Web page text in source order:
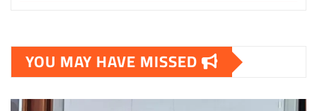
YOU MAY HAVE MISSED